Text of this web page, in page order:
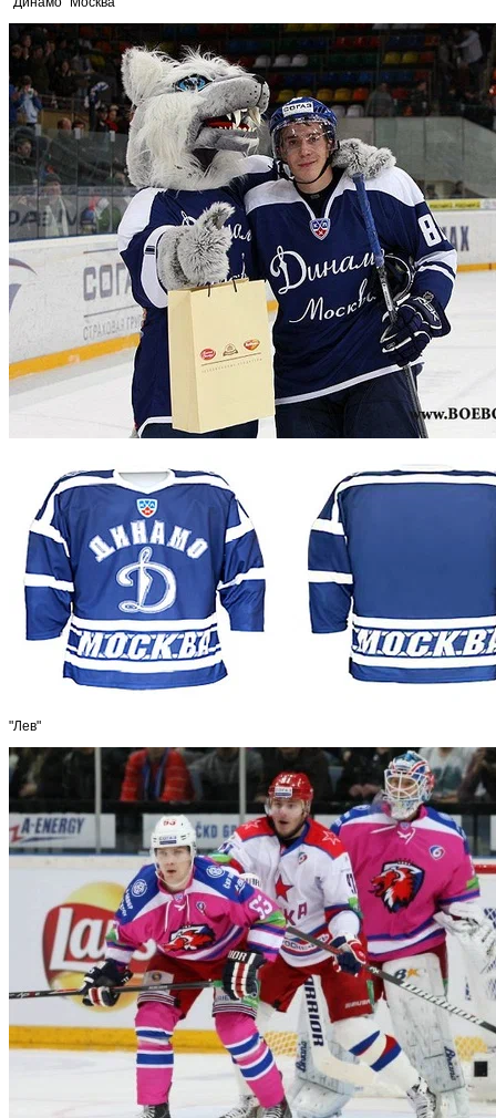
"Лев"